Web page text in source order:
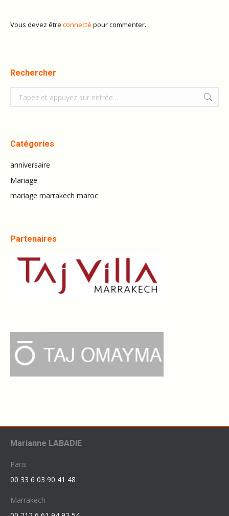
Vous devez être connecté pour commenter.
Rechercher
Recherche
:
Catégories
anniversaire
Mariage
mariage marrakech maroc
Partenaires
Marianne LABADIE
Paris
00 33 6 03 90 41 48
Marrakech